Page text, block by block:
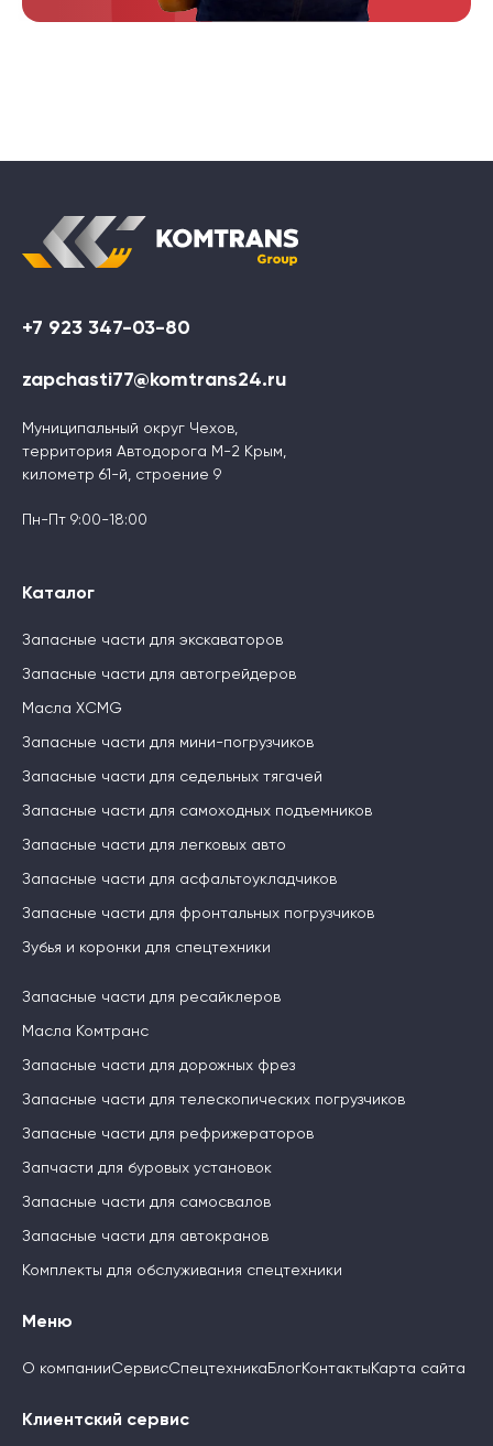
+7 923 347-03-80
zapchasti77@komtrans24.ru
Муниципальный округ Чехов,
территория Автодорога М-2 Крым,
километр 61-й, строение 9
Пн-Пт 9:00-18:00
Каталог
Запасные части для экскаваторов
Запасные части для автогрейдеров
Масла XCMG
Запасные части для мини-погрузчиков
Запасные части для седельных тягачей
Запасные части для самоходных подъемников
Запасные части для легковых авто
Запасные части для асфальтоукладчиков
Запасные части для фронтальных погрузчиков
Зубья и коронки для спецтехники
Запасные части для ресайклеров
Масла Комтранс
Запасные части для дорожных фрез
Запасные части для телескопических погрузчиков
Запасные части для рефрижераторов
Запчасти для буровых установок
Запасные части для самосвалов
Запасные части для автокранов
Комплекты для обслуживания спецтехники
Меню
О компанииСервисСпецтехника БлогКонтакты Карта сайта
Клиентский сервис